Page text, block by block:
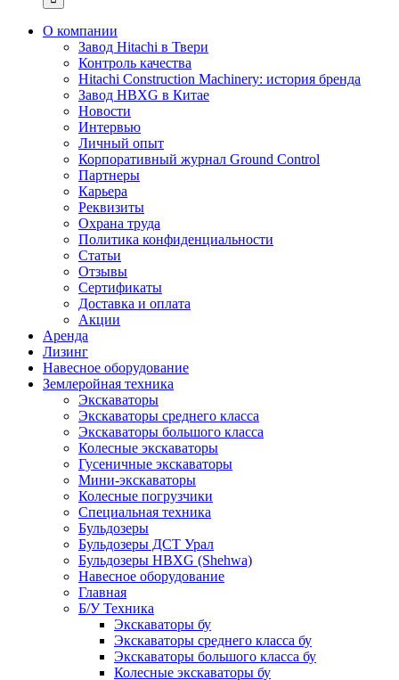
О компании
Завод Hitachi в Твери
Контроль качества
Hitachi Construction Machinery: история бренда
Завод HBXG в Китае
Новости
Интервью
Личный опыт
Корпоративный журнал Ground Control
Партнеры
Карьера
Реквизиты
Охрана труда
Политика конфиденциальности
Статьи
Отзывы
Сертификаты
Доставка и оплата
Акции
Аренда
Лизинг
Навесное оборудование
Землеройная техника
Экскаваторы
Экскаваторы среднего класса
Экскаваторы большого класса
Колесные экскаваторы
Гусеничные экскаваторы
Мини-экскаваторы
Колесные погрузчики
Специальная техника
Бульдозеры
Бульдозеры ДСТ Урал
Бульдозеры HBXG (Shehwa)
Навесное оборудование
Главная
Б/У Техника
Экскаваторы бу
Экскаваторы среднего класса бу
Экскаваторы большого класса бу
Колесные экскаваторы бу